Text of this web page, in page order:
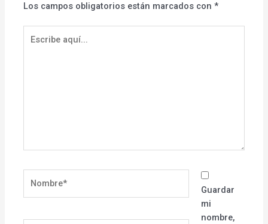
Los campos obligatorios están marcados con*
aquí...
Guardar
mi
nombre,